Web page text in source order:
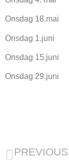
Onsdag 18.mai
Onsdag 1.juni
Onsdag 15.juni
Onsdag 29.juni
PREVIOUS